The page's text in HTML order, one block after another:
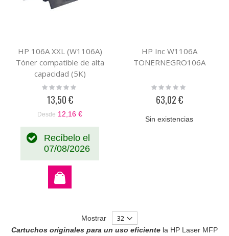
HP 106A XXL (W1106A)
Tóner compatible de alta
capacidad (5K)
Rating:
13,50 €
Desde 12,16 €
Recíbelo el
07/08/2026
HP Inc W1106A
TONERNEGRO106A
Rating:
63,02 €
Sin existencias
Mostrar
Cartuchos originales para un uso eficiente la HP Laser MFP